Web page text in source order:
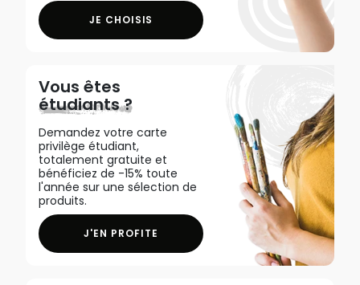
JE CHOISIS
Vous êtes
étudiants ?
Demandez votre carte
privilège étudiant,
totalement gratuite et
bénéficiez de -15% toute
l'année sur une sélection de
produits.
J'EN PROFITE